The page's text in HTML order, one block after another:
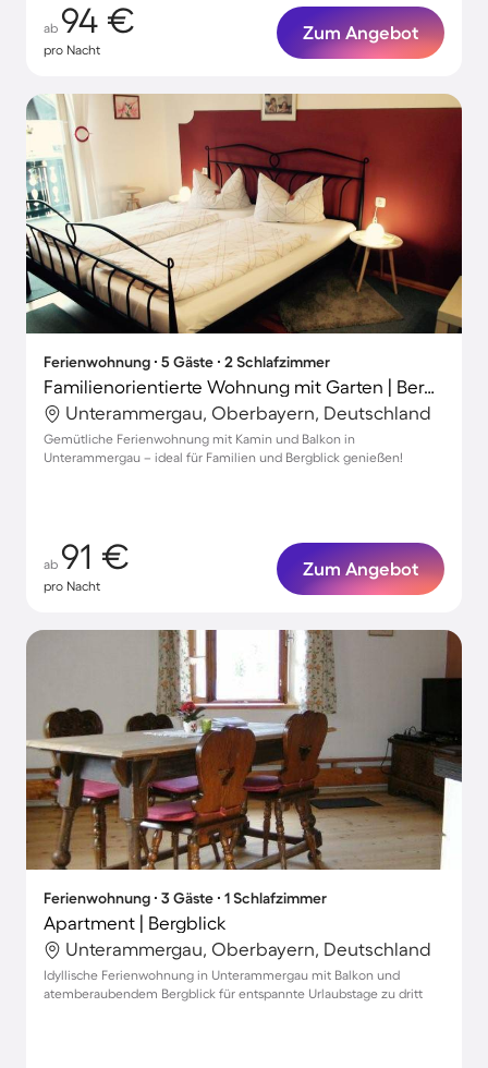
ab 94 €
pro Nacht
Zum Angebot
Ferienwohnung ∙ 5 Gäste ∙ 2 Schlafzimmer
Familienorientierte Wohnung mit Garten | Bergblick
Unterammergau, Oberbayern, Deutschland
Gemütliche Ferienwohnung mit Kamin und Balkon in
Unterammergau – ideal für Familien und Bergblick genießen!
ab 91 €
pro Nacht
Zum Angebot
Ferienwohnung ∙ 3 Gäste ∙ 1 Schlafzimmer
Apartment | Bergblick
Unterammergau, Oberbayern, Deutschland
Idyllische Ferienwohnung in Unterammergau mit Balkon und
atemberaubendem Bergblick für entspannte Urlaubstage zu dritt